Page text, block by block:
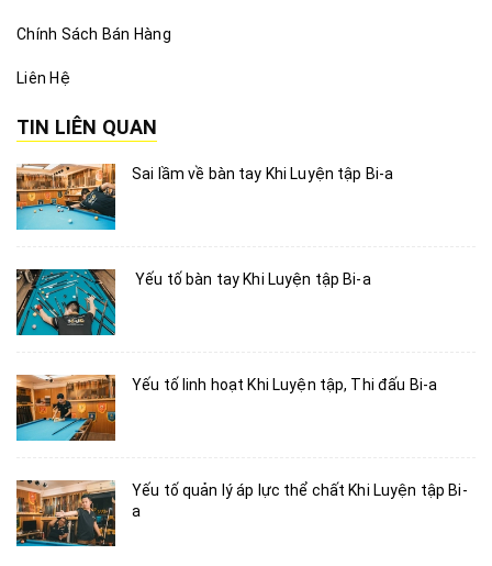
Chính Sách Bán Hàng
Liên Hệ
TIN LIÊN QUAN
Sai lầm về bàn tay Khi Luyện tập Bi-a
Yếu tố bàn tay Khi Luyện tập Bi-a
Yếu tố linh hoạt Khi Luyện tập, Thi đấu Bi-a
Yếu tố quản lý áp lực thể chất Khi Luyện tập Bi-
a